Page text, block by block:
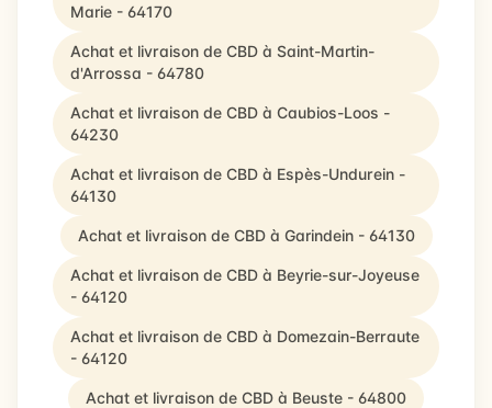
Marie - 64170
Achat et livraison de CBD à Saint-Martin-
d'Arrossa - 64780
Achat et livraison de CBD à Caubios-Loos -
64230
Achat et livraison de CBD à Espès-Undurein -
64130
Achat et livraison de CBD à Garindein - 64130
Achat et livraison de CBD à Beyrie-sur-Joyeuse
- 64120
Achat et livraison de CBD à Domezain-Berraute
- 64120
Achat et livraison de CBD à Beuste - 64800